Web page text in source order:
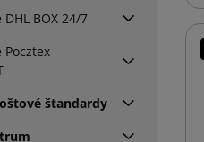
BOX 24/7
Pocztex
štandardy